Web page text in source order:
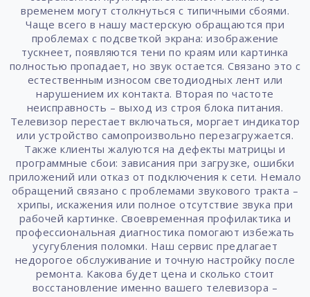
временем могут столкнуться с типичными сбоями.
Чаще всего в нашу мастерскую обращаются при
проблемах с подсветкой экрана: изображение
тускнеет, появляются тени по краям или картинка
полностью пропадает, но звук остается. Связано это с
естественным износом светодиодных лент или
нарушением их контакта. Вторая по частоте
неисправность – выход из строя блока питания.
Телевизор перестает включаться, моргает индикатор
или устройство самопроизвольно перезагружается.
Также клиенты жалуются на дефекты матрицы и
программные сбои: зависания при загрузке, ошибки
приложений или отказ от подключения к сети. Немало
обращений связано с проблемами звукового тракта –
хрипы, искажения или полное отсутствие звука при
рабочей картинке. Своевременная профилактика и
профессиональная диагностика помогают избежать
усугубления поломки. Наш сервис предлагает
недорогое обслуживание и точную настройку после
ремонта. Какова будет цена и сколько стоит
восстановление именно вашего телевизора –